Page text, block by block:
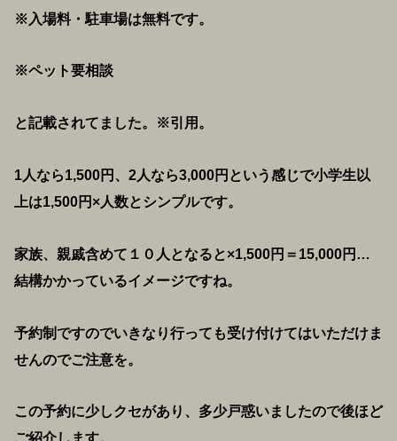
※入場料・駐車場は無料です。
※ペット要相談
と記載されてました。※引用。
1人なら1,500円、2人なら3,000円という感じで小学生以
上は1,500円×人数とシンプルです。
家族、親戚含めて１０人となると×1,500円＝15,000円…
結構かかっているイメージですね。
予約制ですのでいきなり行っても受け付けてはいただけま
せんのでご注意を。
この予約に少しクセがあり、多少戸惑いましたので後ほど